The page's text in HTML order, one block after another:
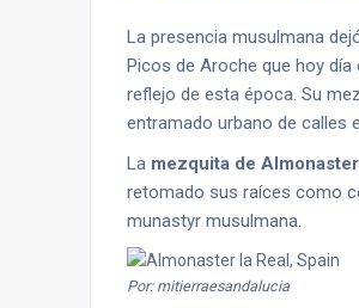
La presencia musulmana
Picos de Aroche que hoy
reflejo de esta época. Su
entramado urbano de calles
La mezquita de Almonaster
retomado sus raíces como
munastyr musulmana.
Por: mitierraesandalucia